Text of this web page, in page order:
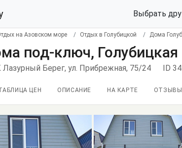
Выбрать
на Азовском море Отдых в Голубицкой Дома
под-ключ, Голубицкая
Берег, ул. Прибрежная, 75/24 ID
ЦЕН ОПИСАНИЕ НА КАРТЕ ОТЗЫВЫ